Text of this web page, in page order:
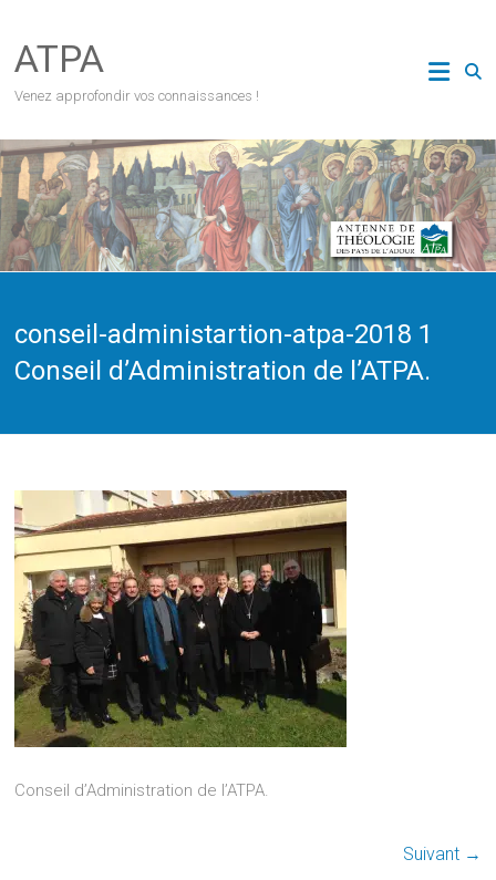
content
ATPA
Venez approfondir vos connaissances !
conseil-administartion-atpa-2018 1
Conseil d’Administration de l’ATPA.
Conseil d’Administration de l’ATPA.
Suivant →